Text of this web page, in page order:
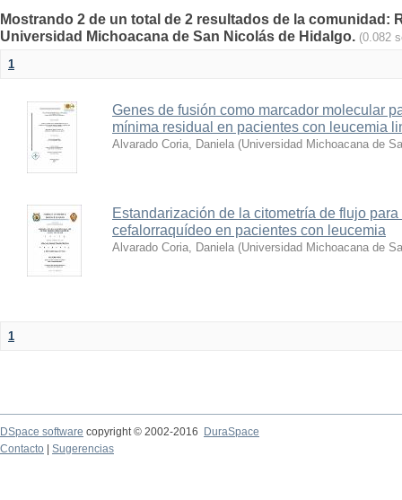
Mostrando 2 de un total de 2 resultados de la comunidad:
Universidad Michoacana de San Nicolás de Hidalgo. (0.082
1
Genes de fusión como marcador molecular
mínima residual en pacientes con leucemia
Alvarado Coria, Daniela (Universidad Michoacana de
Estandarización de la citometría de flujo
cefalorraquídeo en pacientes con leucemia
Alvarado Coria, Daniela (Universidad Michoacana de
1
DSpace software copyright © 2002-2016
DuraSpace
Contacto
Sugerencias